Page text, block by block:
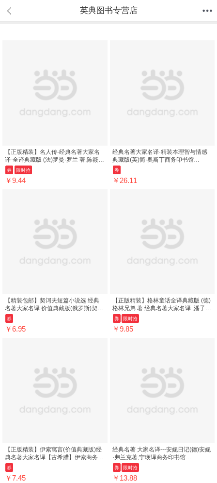
英典图书专营店
【正版精装】名人传-经典名著大家名
译-全译典藏版 (法)罗曼·罗兰 著,陈筱卿
译 9787100113151 商务印书馆
券 限时抢
￥9.44
经典名著大家名译·精装本理智与情感
典藏版(英)简·奥斯丁商务印书馆
9787100158565
券
￥26.11
【精装包邮】契诃夫短篇小说选 经典
名著大家名译 价值典藏版(俄罗斯)契诃
夫著;朱宪生译商务印书馆9787100...
券
￥6.95
【正版精装】格林童话全译典藏版 (德)
格林兄弟 著 经典名著大家名译 ,潘子立
译野仙踪伊索寓言安徒生童话 ...
券 限时抢
￥9.85
【正版精装】伊索寓言(价值典藏版)经
典名著大家名译【古希腊】伊索商务印
书馆绿野仙踪格林童话安徒生童话 寓...
券
￥7.45
经典名著 大家名译---安妮日记(德)安妮
·弗兰克著;宁瑛译商务印书馆
9787100118842 ; 978-7-100-11884-
2
券 限时抢
￥13.88